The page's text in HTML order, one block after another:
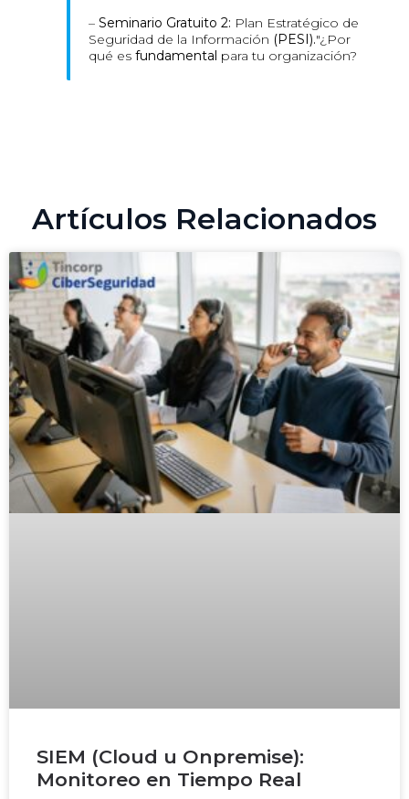
–Seminario Gratuito 2: Plan Estratégico de
Seguridad de la Información (PESI)."¿Por
qué esfundamental para tu organización?
Artículos Relacionados
SIEM (Cloud u Onpremise):
Monitoreo en Tiempo Real